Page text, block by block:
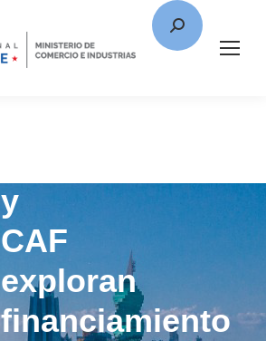
y
CAF
exploran
financiamiento